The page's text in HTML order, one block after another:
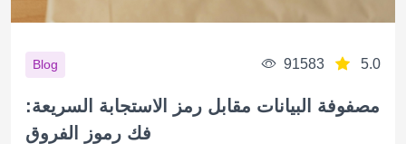
Blog 91583 5.0
مصفوفة البيانات مقابل رمز الاستجابة السريعة:
فك رموز الفروق